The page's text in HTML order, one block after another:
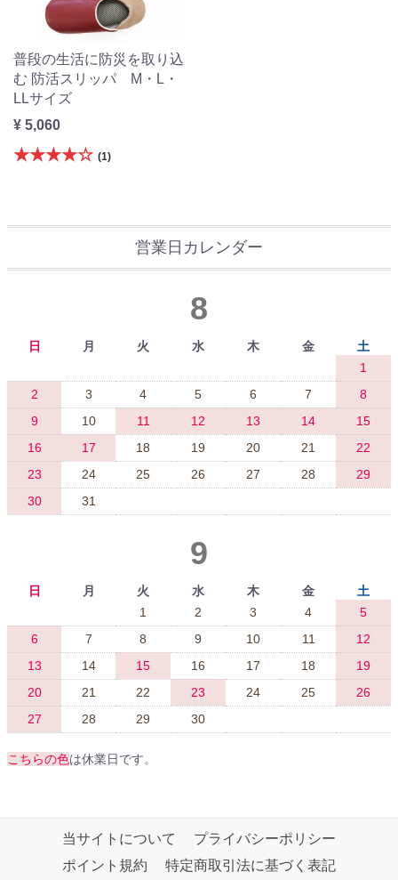
普段の生活に防災を取り込
む 防活スリッパ M・L・
LLサイズ
¥ 5,060
★★★★☆ (1)
営業日カレンダー
8
日 月 火 水 木 金
土
1
2
3 4 5 6 7
8
9
10 11 12 13 14
15
16
17 18 19 20 21
22
23
24 25 26 27 28
29
30
31
9
日 月 火 水 木 金
土
1
2 3 4
5
6
7 8 9 10 11
12
13
14 15 16 17 18
19
20
21 22 23 24 25
26
27
28 29 30
こちらの色は休業日です。
当サイトについて
プライバシーポリシー
ポイント規約
特定商取引法に基づく表記